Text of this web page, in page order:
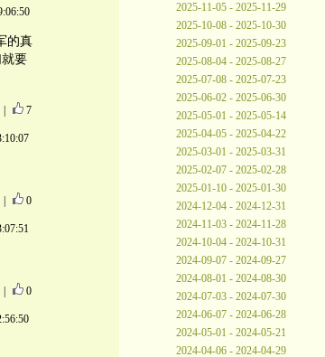
的真
要
7
0
0
2025-11-05 - 2025-11-29
2025-10-08 - 2025-10-30
2025-09-01 - 2025-09-23
2025-08-04 - 2025-08-27
2025-07-08 - 2025-07-23
2025-06-02 - 2025-06-30
2025-05-01 - 2025-05-14
2025-04-05 - 2025-04-22
2025-03-01 - 2025-03-31
2025-02-07 - 2025-02-28
2025-01-10 - 2025-01-30
2024-12-04 - 2024-12-31
2024-11-03 - 2024-11-28
2024-10-04 - 2024-10-31
2024-09-07 - 2024-09-27
2024-08-01 - 2024-08-30
2024-07-03 - 2024-07-30
2024-06-07 - 2024-06-28
2024-05-01 - 2024-05-21
2024-04-06 - 2024-04-29